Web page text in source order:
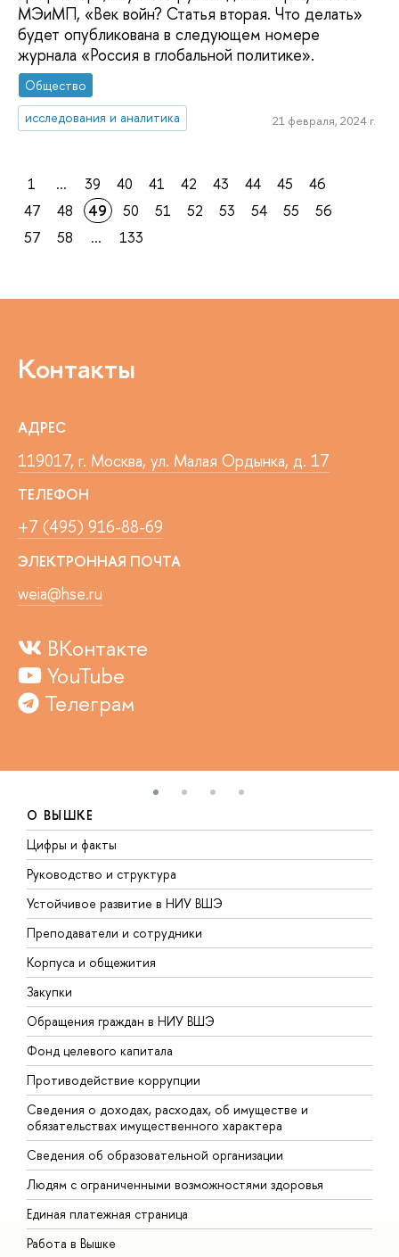
МЭиМП, «Век войн? Статья вторая. Что делать»
будет опубликована в следующем номере
журнала «Россия в глобальной политике».
Общество
исследования и аналитика
21 февраля, 2024 г.
1 ... 39 40 41 42 43 44 45
46
47
48 49 50 51 52 53 54 55
56
57
58 ... 133
Контакты
АДРЕС
119017, г. Москва, ул. Малая Ордынка, д. 17
ТЕЛЕФОН
+7 (495) 916-88-69
ЭЛЕКТРОННАЯ ПОЧТА
weia@hse.ru
ВКонтакте
YouTube
Телеграм
О ВЫШКЕ
Цифры и факты
Руководство и структура
Устойчивое развитие в НИУ ВШЭ
Преподаватели и сотрудники
Корпуса и общежития
Закупки
Обращения граждан в НИУ ВШЭ
Фонд целевого капитала
Противодействие коррупции
Сведения о доходах, расходах, об имуществе и
обязательствах имущественного характера
Сведения об образовательной организации
Людям с ограниченными возможностями здоровья
Единая платежная страница
Работа в Вышке